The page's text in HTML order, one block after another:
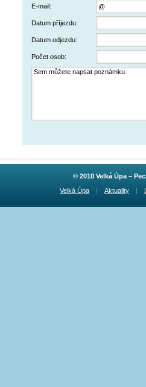
E-mail:
Datum příjezdu:
Datum odjezdu:
Počet osob:
© 2010 Velká Úpa –
Velká Úpa
| Aktuality |